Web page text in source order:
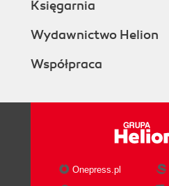
Księgarnia
Wydawnictwo Helion
Współpraca
Onepress.pl